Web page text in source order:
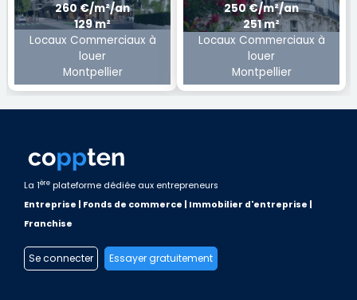
260 €/m²/an
129 m²
Locaux Commerciaux à
louer
Montpellier
250 €/m²/an
251 m²
Locaux Commerciaux à
louer
Montpellier
La 1ère plateforme dédiée aux entrepreneurs
Entreprise | Fonds de commerce | Immobilier d'entreprise |
Franchise
Se connecter Essayer gratuitement